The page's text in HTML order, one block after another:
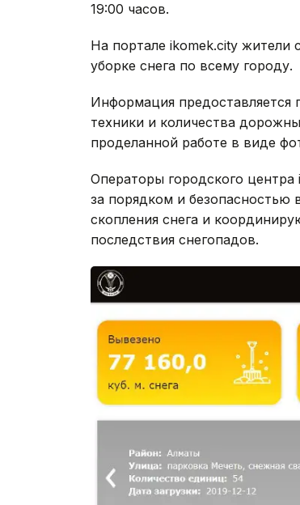
19:00 часов.
На портале ikomek.city жители
уборке снега по всему городу.
Информация предоставляется
техники и количества
проделанной работе в виде
Операторы городского центра
за порядком и
скопления снега и
последствия снегопадов.